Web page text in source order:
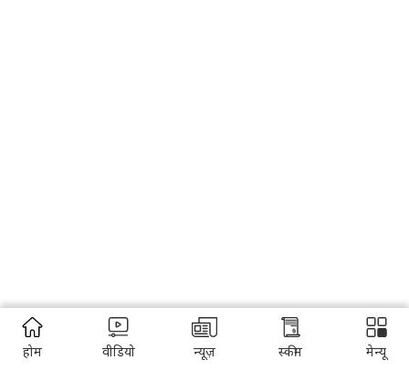
होम वीडियो न्यूज़ स्कीम मेन्यू